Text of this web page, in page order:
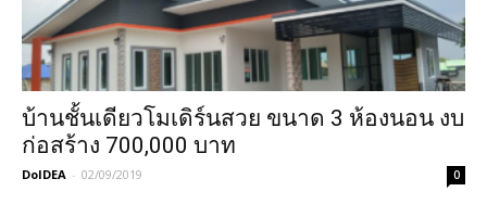
บ้านชั้นเดียวโมเดิร์นสวย ขนาด 3 ห้องนอน งบ
ก่อสร้าง 700,000 บาท
DoIDEA - 02/09/2019 0